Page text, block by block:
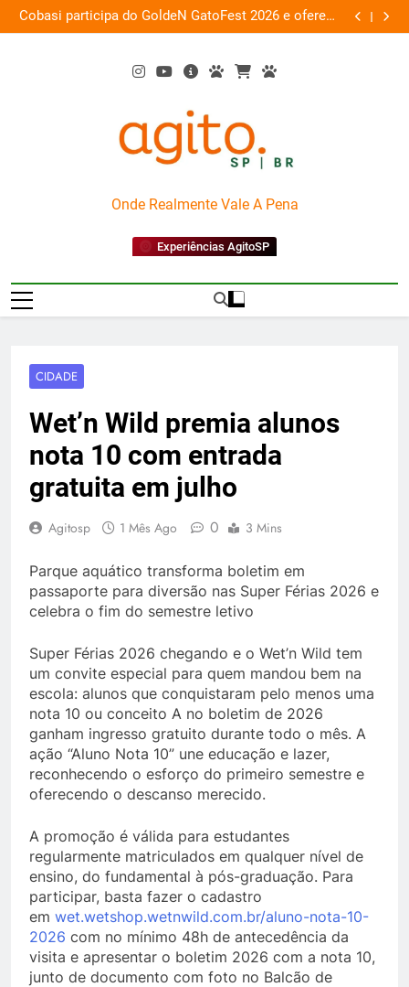
Skip
to
Cobasi participa do GoldeN GatoFest 2026 e oferece
descontos de até 50%
AgitoSP
Onde Realmente Vale A Pena
Experiências AgitoSP
CIDADE
Wet’n Wild premia alunos
nota 10 com entrada
gratuita em julho
Agitosp 1 Mês Ago 0 3 Mins
Parque aquático transforma boletim em
passaporte para diversão nas Super Férias 2026 e
celebra o fim do semestre letivo
Super Férias 2026 chegando e o Wet’n Wild tem
um convite especial para quem mandou bem na
escola: alunos que conquistaram pelo menos uma
nota 10 ou conceito A no boletim de 2026
ganham ingresso gratuito durante todo o mês. A
ação “Aluno Nota 10” une educação e lazer,
reconhecendo o esforço do primeiro semestre e
oferecendo o descanso merecido.
A promoção é válida para estudantes
regularmente matriculados em qualquer nível de
ensino, do fundamental à pós-graduação. Para
participar, basta fazer o cadastro
em wet.wetshop.wetnwild.com.br/aluno-nota-10-
2026 com no mínimo 48h de antecedência da
visita e apresentar o boletim 2026 com a nota 10,
junto de documento com foto no Balcão de